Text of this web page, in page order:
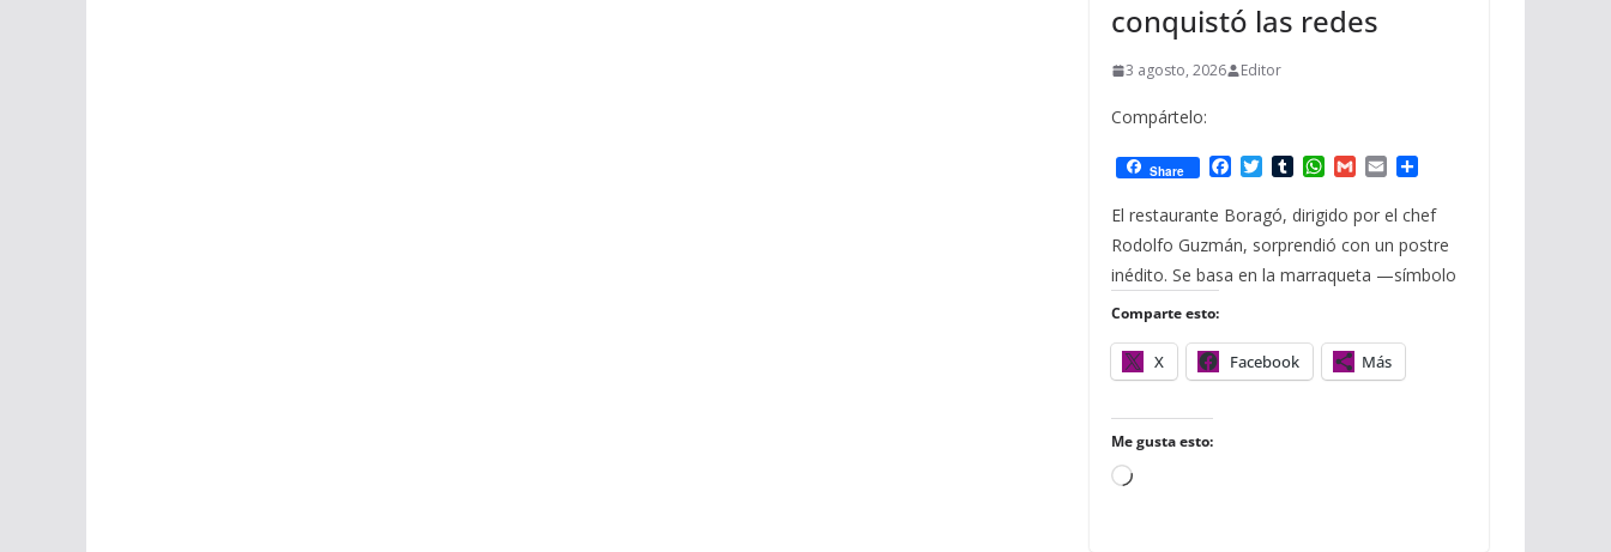
conquistó las redes
3 agosto, 2026 Editor
Compártelo:
Share
c
b
o
T
i
t
t
e
T
m
l
r
W
a
s
A
G
a
l
E
a
l
m
a
r
El restaurante Boragó, dirigido por el chef
Rodolfo Guzmán, sorprendió con un postre
inédito. Se basa en la marraqueta —símbolo
Comparte esto:
X Facebook Más
Me gusta esto:
C